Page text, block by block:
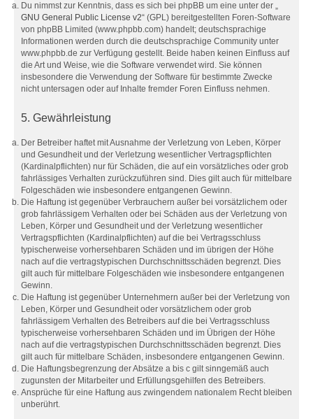
Du nimmst zur Kenntnis, dass es sich bei phpBB um eine unter der „
GNU General Public License v2“ (GPL) bereitgestellten Foren-Software
von phpBB Limited (www.phpbb.com) handelt; deutschsprachige
Informationen werden durch die deutschsprachige Community unter
www.phpbb.de zur Verfügung gestellt. Beide haben keinen Einfluss auf
die Art und Weise, wie die Software verwendet wird. Sie können
insbesondere die Verwendung der Software für bestimmte Zwecke
nicht untersagen oder auf Inhalte fremder Foren Einfluss nehmen.
5. Gewährleistung
Der Betreiber haftet mit Ausnahme der Verletzung von Leben, Körper
und Gesundheit und der Verletzung wesentlicher Vertragspflichten
(Kardinalpflichten) nur für Schäden, die auf ein vorsätzliches oder grob
fahrlässiges Verhalten zurückzuführen sind. Dies gilt auch für mittelbare
Folgeschäden wie insbesondere entgangenen Gewinn.
Die Haftung ist gegenüber Verbrauchern außer bei vorsätzlichem oder
grob fahrlässigem Verhalten oder bei Schäden aus der Verletzung von
Leben, Körper und Gesundheit und der Verletzung wesentlicher
Vertragspflichten (Kardinalpflichten) auf die bei Vertragsschluss
typischerweise vorhersehbaren Schäden und im übrigen der Höhe
nach auf die vertragstypischen Durchschnittsschäden begrenzt. Dies
gilt auch für mittelbare Folgeschäden wie insbesondere entgangenen
Gewinn.
Die Haftung ist gegenüber Unternehmern außer bei der Verletzung von
Leben, Körper und Gesundheit oder vorsätzlichem oder grob
fahrlässigem Verhalten des Betreibers auf die bei Vertragsschluss
typischerweise vorhersehbaren Schäden und im Übrigen der Höhe
nach auf die vertragstypischen Durchschnittsschäden begrenzt. Dies
gilt auch für mittelbare Schäden, insbesondere entgangenen Gewinn.
Die Haftungsbegrenzung der Absätze a bis c gilt sinngemäß auch
zugunsten der Mitarbeiter und Erfüllungsgehilfen des Betreibers.
Ansprüche für eine Haftung aus zwingendem nationalem Recht bleiben
unberührt.